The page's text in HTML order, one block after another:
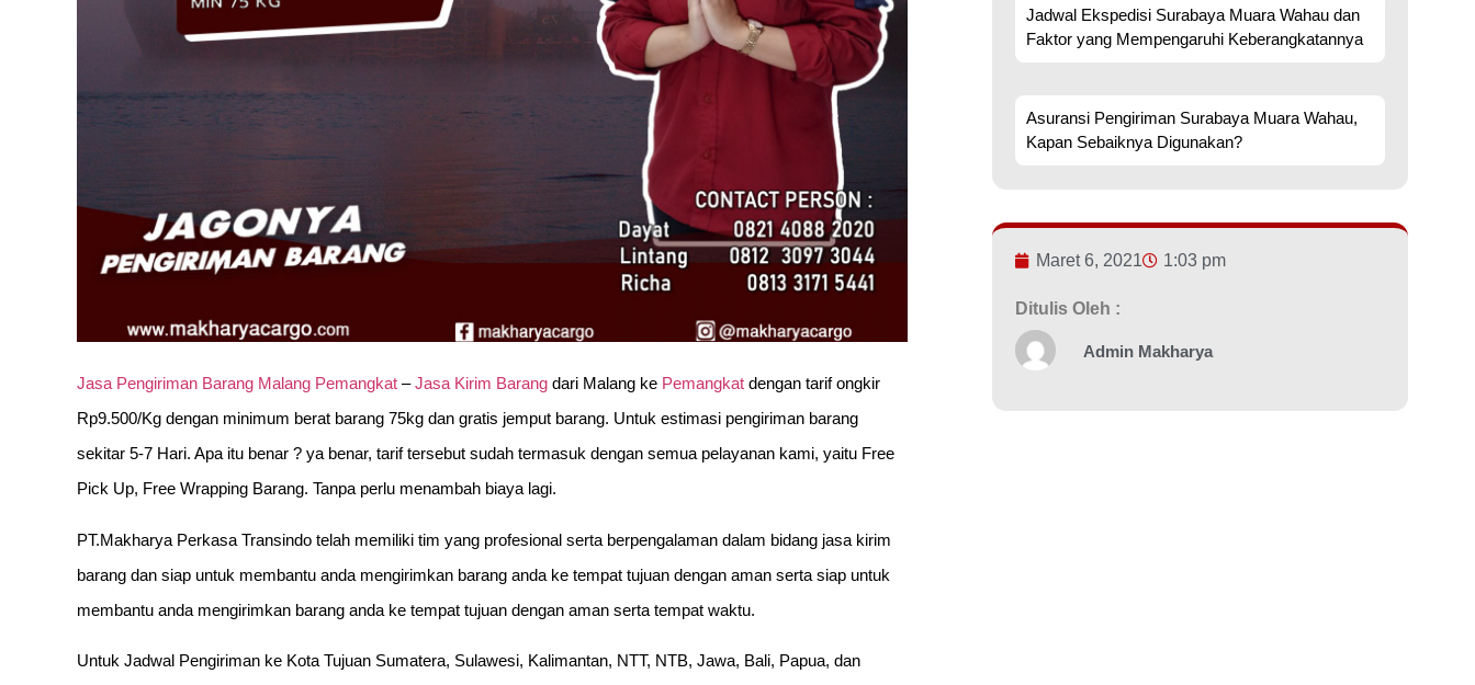
Jasa Pengiriman Barang Malang Pemangkat –Jasa Kirim Barang dari Malang ke Pemangkat dengan tarif ongkir
Rp9.500/Kg dengan minimum berat barang 75kg dan gratis jemput barang. Untuk estimasi pengiriman barang
sekitar 5-7 Hari. Apa itu benar ? ya benar, tarif tersebut sudah termasuk dengan semua pelayanan kami, yaitu Free
Pick Up, Free Wrapping Barang. Tanpa perlu menambah biaya lagi.
PT.Makharya Perkasa Transindo telah memiliki tim yang profesional serta berpengalaman dalam bidang jasa kirim
barang dan siap untuk membantu anda mengirimkan barang anda ke tempat tujuan dengan aman serta siap untuk
membantu anda mengirimkan barang anda ke tempat tujuan dengan aman serta tempat waktu.
Untuk Jadwal Pengiriman ke Kota Tujuan Sumatera, Sulawesi, Kalimantan, NTT, NTB, Jawa, Bali, Papua, dan
Jadwal Ekspedisi Surabaya Muara Wahau dan
Faktor yang Mempengaruhi Keberangkatannya
Asuransi Pengiriman Surabaya Muara Wahau,
Kapan Sebaiknya Digunakan?
Maret 6, 2021 1:03 pm
Ditulis Oleh :
Admin Makharya